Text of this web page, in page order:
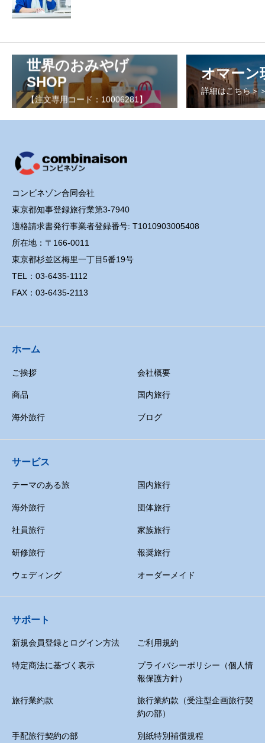
世界のおみやげ
SHOP
【注文専用コード：10006281】
オマーン
詳細はこちら＞
コンビネゾン合同会社
東京都知事登録旅行業第3-7940
適格請求書発行事業者登録番号: T1010903005408
所在地：〒166-0011
東京都杉並区梅里一丁目5番19号
TEL：03-6435-1112
FAX：03-6435-2113
ホーム
ご挨拶 会社概要
商品 国内旅行
海外旅行 ブログ
サービス
テーマのある旅 国内旅行
海外旅行 団体旅行
社員旅行 家族旅行
研修旅行 報奨旅行
ウェディング オーダーメイド
サポート
新規会員登録とログイン方法 ご利用規約
特定商法に基づく表示
プライバシーポリシー（個人情
報保護方針）
旅行業約款
旅行業約款（受注型企画旅行契
約の部）
手配旅行契約の部 別紙特別補償規程